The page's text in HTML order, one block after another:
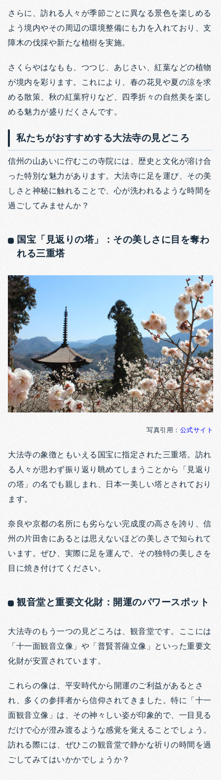
さらに、訪れる人々が季節ごとに異なる景色を楽しめる
よう境内やその周辺の環境整備にも力を入れており、支
障木の伐採や新たな植樹を実施。
さくらやはなもも、つつじ、あじさい、紅葉などの植物
が境内を彩ります。これにより、春の花見や夏の涼を求
める散策、秋の紅葉狩りなど、四季折々の自然美を楽し
める魅力が盛りだくさんです。
私たちがおすすめする大法寺の見どころ
信州の山あいに佇むこの寺院には、歴史と文化が溶け合
った特別な魅力があります。大法寺に足を運び、その美
しさと神秘に触れることで、心が洗われるような時間を
過ごしてみませんか？
国宝「見返りの塔」：その美しさに目を奪わ
れる三重塔
写真引用： 公式サイト
大法寺の象徴ともいえる国宝に指定された三重塔。訪れ
る人々が思わず振り返り眺めてしまうことから「見返り
の塔」の名でも親しまれ、日本一美しい塔とされており
ます。
奈良や京都の名所にも劣らない完成度の高さを誇り、信
州の片田舎にあるとは思えないほどの美しさで知られて
います。ぜひ、実際に足を運んで、その独特の美しさを
目に焼き付けてください。
観音堂と重要文化財：開運のパワースポット
大法寺のもう一つの見どころは、観音堂です。ここには
「十一面観音立像」や「普賢菩薩立像」といった重要文
化財が安置されています。
これらの像は、平安時代から開運のご利益があるとさ
れ、多くの参拝者から信仰されてきました。特に「十一
面観音立像」は、その神々しい姿が印象的で、一目見る
だけで心が澄み渡るような感覚を覚えることでしょう。
訪れる際には、ぜひこの観音堂で静かな祈りの時間を過
ごしてみてはいかかでしょうか？